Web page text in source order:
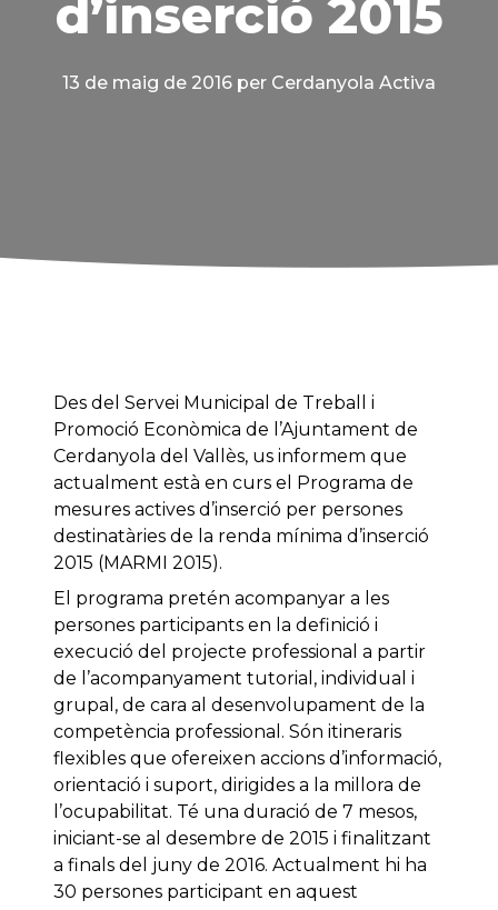
d’inserció 2015
13 de maig de 2016 per Cerdanyola Activa
Des del Servei Municipal de Treball i
Promoció Econòmica de l’Ajuntament de
Cerdanyola del Vallès, us informem que
actualment està en curs el Programa de
mesures actives d’inserció per persones
destinatàries de la renda mínima d’inserció
2015 (MARMI 2015).
El programa pretén acompanyar a les
persones participants en la definició i
execució del projecte professional a partir
de l’acompanyament tutorial, individual i
grupal, de cara al desenvolupament de la
competència professional. Són itineraris
flexibles que ofereixen accions d’informació,
orientació i suport, dirigides a la millora de
l’ocupabilitat. Té una duració de 7 mesos,
iniciant-se al desembre de 2015 i finalitzant
a finals del juny de 2016. Actualment hi ha
30 persones participant en aquest